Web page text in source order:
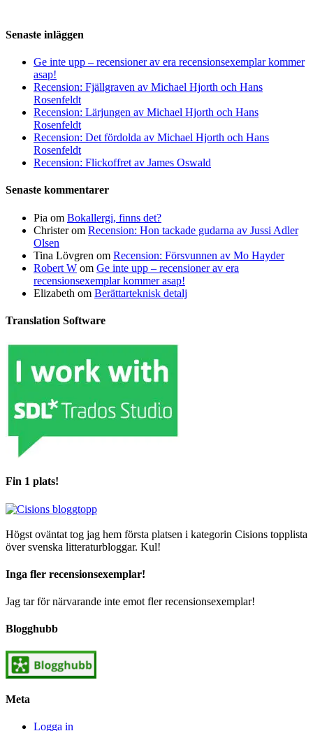
Senaste inläggen
Ge inte upp – recensioner av era recensionsexemplar kommer
asap!
Recension: Fjällgraven av Michael Hjorth och Hans
Rosenfeldt
Recension: Lärjungen av Michael Hjorth och Hans
Rosenfeldt
Recension: Det fördolda av Michael Hjorth och Hans
Rosenfeldt
Recension: Flickoffret av James Oswald
Senaste kommentarer
Pia om Bokallergi, finns det?
Christerom Recension: Hon tackade gudarna av Jussi Adler
Olsen
Tina Lövgren om Recension: Försvunnen av Mo Hayder
Robert W om Ge inte upp – recensioner av era
recensionsexemplar kommer asap!
Elizabeth om Berättarteknisk detalj
Translation Software
Fin 1 plats!
Högst oväntat tog jag hem första platsen i kategorin Cisions topplista
över svenska litteraturbloggar. Kul!
Inga fler recensionsexemplar!
Jag tar för närvarande inte emot fler recensionsexemplar!
Blogghubb
Meta
Logga in